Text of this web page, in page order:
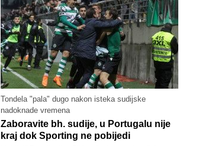
Tondela "pala" dugo nakon isteka sudijske
nadoknade vremena
Zaboravite bh. sudije, u Portugalu nije
kraj dok Sporting ne pobijedi